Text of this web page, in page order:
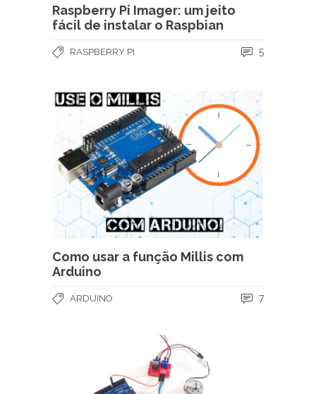
Raspberry Pi Imager: um jeito
fácil de instalar o Raspbian
RASPBERRY PI 5
Como usar a função Millis com
Arduino
ARDUINO 7